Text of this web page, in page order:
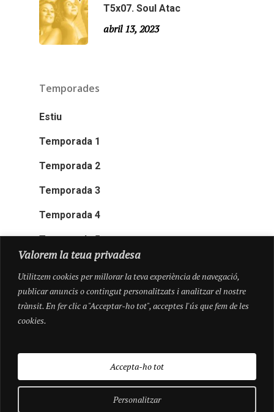
Valorem la teua privadesa
Utilitzem cookies per millorar la teva experiència de navegació,
publicar anuncis o contingut personalitzats i analitzar el nostre
trànsit. En fer clic a "Acceptar-ho tot", acceptes l'ús que fem de les
cookies.
Personalitzar
Accepta-ho tot
T5x07. Soul Atac
abril 13, 2023
Temporades
Estiu
Temporada 1
Temporada 2
Temporada 3
Temporada 4
Temporada 5
© 2026 Pioneres.